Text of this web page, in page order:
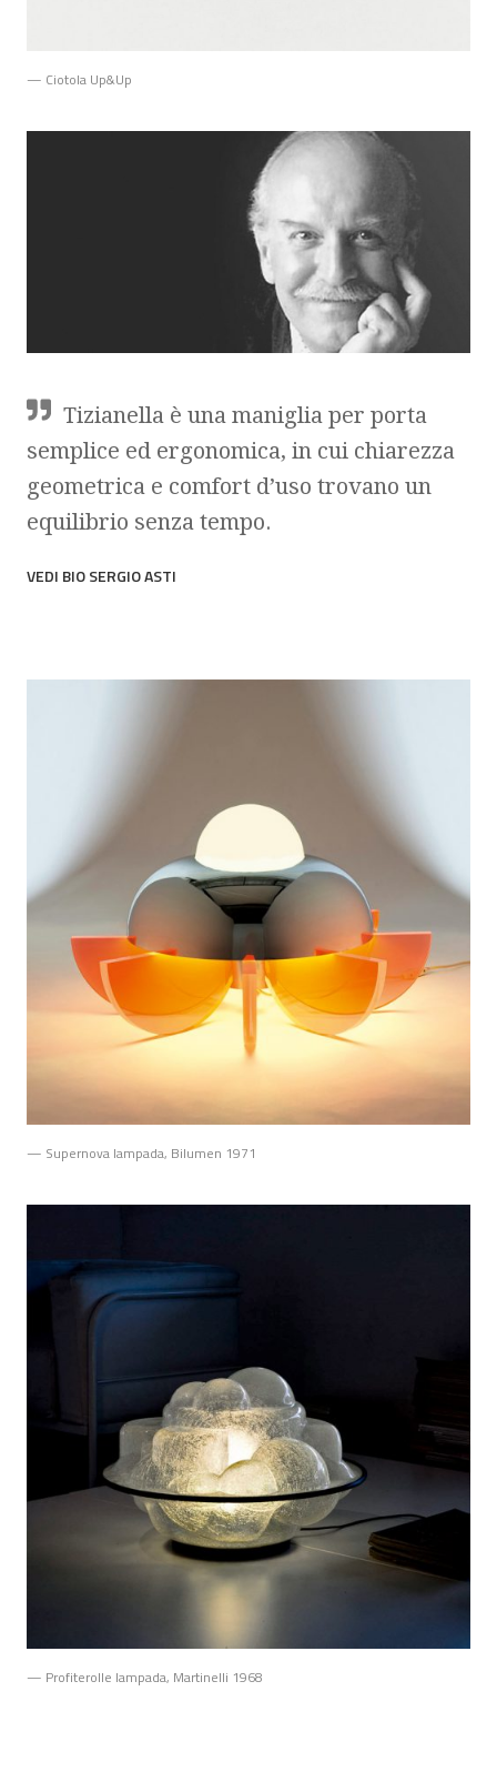
— Ciotola Up&Up
Tizianella è una maniglia per porta
semplice ed ergonomica, in cui chiarezza
geometrica e comfort d’uso trovano un
equilibrio senza tempo.
VEDI BIO SERGIO ASTI
— Supernova lampada, Bilumen 1971
— Profiterolle lampada, Martinelli 1968